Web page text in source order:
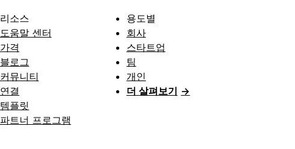
리소스
도움말 센터
가격
블로그
커뮤니티
연결
템플릿
파트너 프로그램
용도별
회사
스타트업
팀
개인
더 살펴보기 →